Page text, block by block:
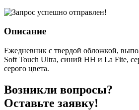
Описание
Ежедневник с твердой обложкой,
Soft Touch Ultra, синий НН и La Fite,
серого цвета.
Возникли вопросы?
Оставьте заявку!